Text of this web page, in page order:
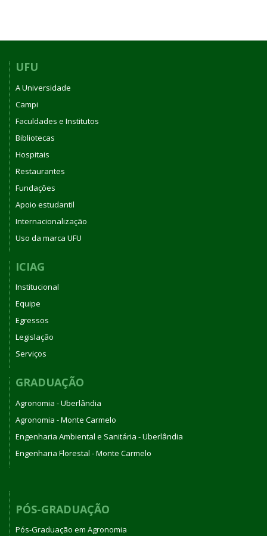
UFU
A Universidade
Campi
Faculdades e Institutos
Bibliotecas
Hospitais
Restaurantes
Fundações
Apoio estudantil
Internacionalização
Uso da marca UFU
ICIAG
Institucional
Equipe
Egressos
Legislação
Serviços
GRADUAÇÃO
Agronomia - Uberlândia
Agronomia - Monte Carmelo
Engenharia Ambiental e Sanitária - Uberlândia
Engenharia Florestal - Monte Carmelo
PÓS-GRADUAÇÃO
Pós-Graduação em Agronomia